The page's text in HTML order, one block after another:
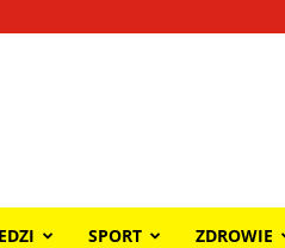
SPORT ZDROWIE